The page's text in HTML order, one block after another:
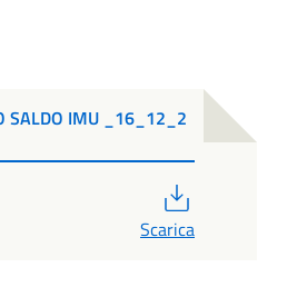
SALDO IMU _16_12_2
Scarica